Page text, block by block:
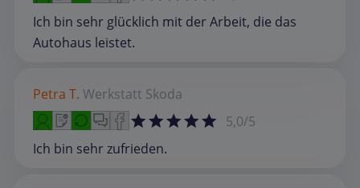
Ich bin sehr glücklich mit der Arbeit, die das
Autohaus leistet.
Petra T. Werkstatt Skoda
5,0/5
Ich bin sehr zufrieden.